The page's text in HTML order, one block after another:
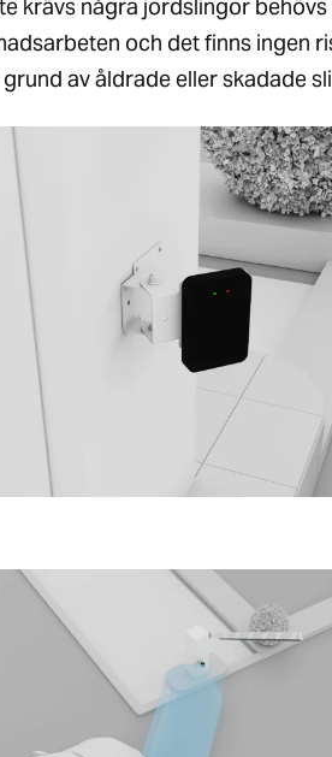
krävs några jordslingor behövs
och det finns ingen
av åldrade eller skadade